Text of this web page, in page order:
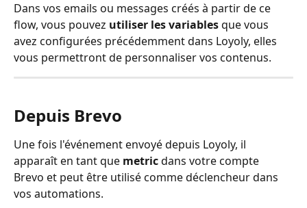
Dans vos emails ou messages créés à partir de ce
flow, vous pouvez utiliser les variables que vous
avez configurées précédemment dans Loyoly, elles
vous permettront de personnaliser vos contenus.
Depuis Brevo
Une fois l'événement envoyé depuis Loyoly, il
apparaît en tant que metric dans votre compte
Brevo et peut être utilisé comme déclencheur dans
vos automations.